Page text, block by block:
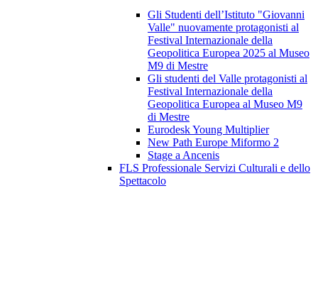
Gli Studenti dell’Istituto "Giovanni
Valle" nuovamente protagonisti al
Festival Internazionale della
Geopolitica Europea 2025 al Museo
M9 di Mestre
Gli studenti del Valle protagonisti al
Festival Internazionale della
Geopolitica Europea al Museo M9
di Mestre
Eurodesk Young Multiplier
New Path Europe Miformo 2
Stage a Ancenis
FLS Professionale Servizi Culturali e dello
Spettacolo